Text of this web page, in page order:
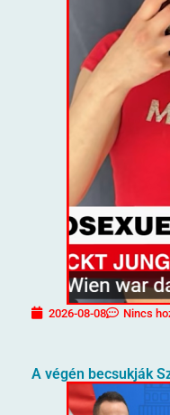
2026-08-08 Nincs
A végén becsukják